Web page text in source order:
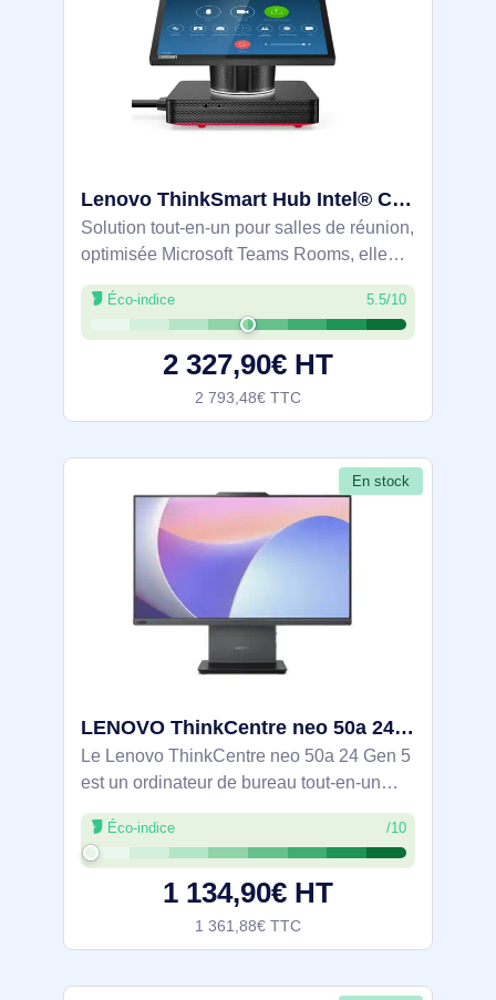
Lenovo ThinkSmart Hub Intel® Core™ i5 i5-8365UE 25,6 cm (10.1") 1920 x 1200 pixels Écran tactile PC - LEN11H1000KFR
Solution tout-en-un pour salles de réunion,
optimisée Microsoft Teams Rooms, elle
lance les sessions d’un effleurement et se
gère à distance via ThinkSmart Manager.
Écran tactile 10,1" FHD antireflet
Éco-indice 5.5/10
2 327,90€ HT
2 793,48€ TTC
En stock
LENOVO ThinkCentre neo 50a 24 Gen 5 Intel Core 5 210H 23.8p FHD 16Go 512Go SSD M.2 Intel Graphics W1 - 12SC00D0FR
Le Lenovo ThinkCentre neo 50a 24 Gen 5
est un ordinateur de bureau tout-en-un
conçu pour améliorer la productivité grâce
à son design élégant et ses performances
puissantes. Doté d'un écran LED Full
Éco-indice /10
1 134,90€ HT
1 361,88€ TTC